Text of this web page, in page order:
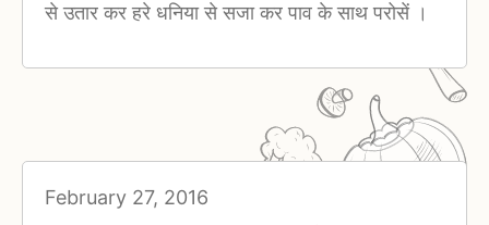
से उतार कर हरे धनिया से सजा कर पाव के साथ परोसें ।
February 27, 2016